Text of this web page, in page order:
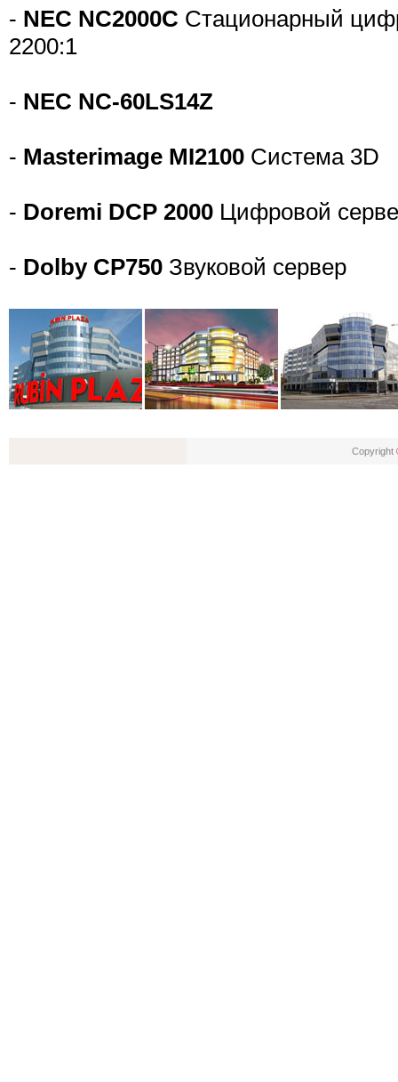
- NEC NC2000C Стационарный
2200:1
- NEC NC-60LS14Z
- Masterimage MI2100 Система 3D
- Doremi DCP 2000 Цифровой
- Dolby CP750 Звуковой сервер
Copyright